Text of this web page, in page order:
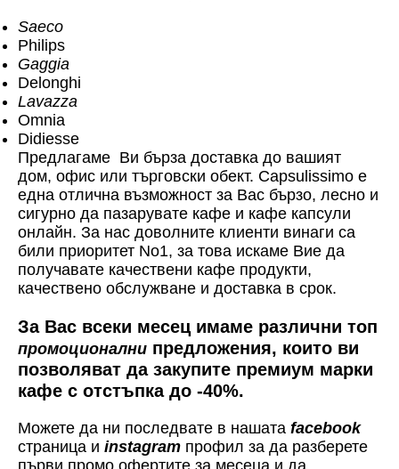
Saeco
Philips
Gaggia
Delonghi
Lavazza
Omnia
Didiesse
Предлагаме Ви бърза доставка до вашият
дом, офис или търговски обект. Capsulissimo е
една отлична възможност за Вас бързо, лесно и
сигурно да пазарувате кафе и кафе капсули
онлайн. За нас доволните клиенти винаги са
били приоритет No1, за това искаме Вие да
получавате качествени кафе продукти,
качествено обслужване и доставка в срок.
За Вас всеки месец имаме различни топ
промоционални предложения, които ви
позволяват да закупите премиум марки
кафе с отстъпка до -40%.
Можете да ни последвате в нашата facebook
страница и instagram профил за да разберете
първи промо офертите за месеца и да